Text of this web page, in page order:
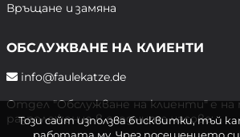
Връщане и замяна
ОБСЛУЖВАНЕ НА КЛИЕНТИ
info@faulekatze.de
Отдел "Обслужване на клиенти" е
разположение в следните часове:
Този сайт използва бисквитки, тъй